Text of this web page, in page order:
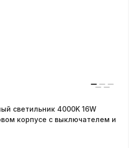
светильник 4000K 16W
корпусе с выключателем и